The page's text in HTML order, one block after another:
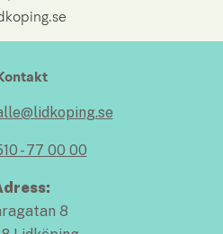
- 77 00 00
8